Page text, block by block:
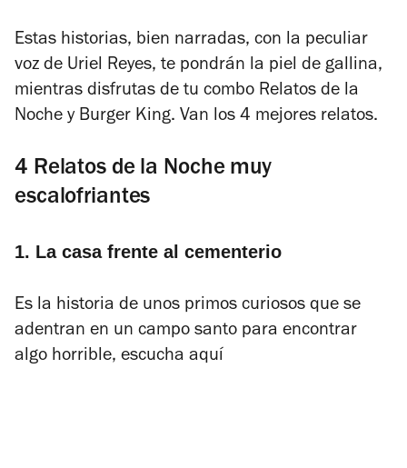
Estas historias, bien narradas, con la peculiar
voz de Uriel Reyes, te pondrán la piel de gallina,
mientras disfrutas de tu combo Relatos de la
Noche y Burger King. Van los 4 mejores relatos.
4 Relatos de la Noche muy
escalofriantes
1. La casa frente al cementerio
Es la historia de unos primos curiosos que se
adentran en un campo santo para encontrar
algo horrible, escucha aquí